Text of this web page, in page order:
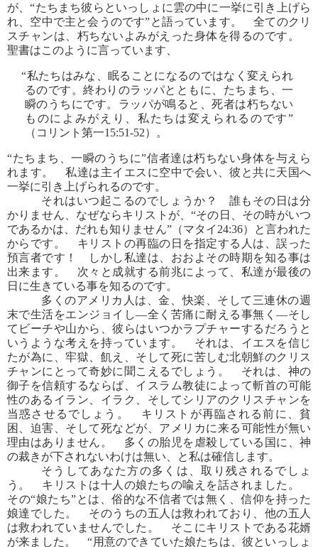
が、“たちまち彼らといっしょに雲の中に一挙に引き上げら
れ、空中で主と会うのです”と語っています。 全てのクリ
スチャンは、朽ちないよみがえった身体を得るのです。
聖書はこのように言っています、
“私たちはみな、眠ることになるのではなく変えられ
るのです。終わりのラッパとともに、たちまち、一
瞬のうちにです。ラッパが鳴ると、死者は朽ちない
ものによみがえり、私たちは変えられるのです”
（コリント第一15:51-52）。
“たちまち、一瞬のうちに”信者達は朽ちない身体を与えら
れます。 私達は主イエスに空中で会い、彼と共に天国へ
一挙に引き上げられるのです。
それはいつ起こるのでしょうか？ 誰もその日は分
かりません、なぜならキリストが、“その日、その時がいつ
であるかは、だれも知りません”（マタイ24:36）と言われた
からです。 キリストの再臨の日を指定する人は、誤った
預言者です！ しかし私達は、おおよその時期を知る事は
出来ます。 次々と成就する前兆によって、私達が最後の
日に生きている事を知るのです。
多くのアメリカ人は、金、快楽、そして三連休の週
末で生活をエンジョイし―全く苦痛に耐える事無く―そし
てビーチや山から、彼らはいつかラプチャーするだろうと
いうような考えを持っています。 それは、イエスを信じ
たが為に、牢獄、飢え、そして死に苦しむ北朝鮮のクリス
チャンにとって奇妙に聞こえるでしょう。 それは、神の
御子を信頼するならば、イスラム教徒によって斬首の可能
性のあるイラン、イラク、そしてシリアのクリスチャンを
当惑させるでしょう。 キリストが再臨される前に、貧
困、迫害、そして死などが、アメリカに来る可能性が無い
理由はありません。 多くの胎児を虐殺している国に、神
の裁きが下されないわけは無い、と私は確信します。
そうしてあなた方の多くは、取り残されるでしょ
う。 キリストは十人の娘たちの喩えを話されました。
その“娘たち”とは、俗的な不信者では無く、信仰を持った
娘達でした。 そのうちの五人は救われており、他の五人
は救われていませんでした。 そこにキリストである花婿
が来ました。 “用意のできていた娘たちは、彼といっしょ